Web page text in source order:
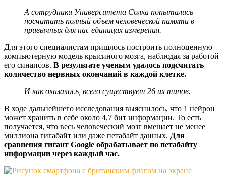
А сотрудники Университета Солка попытались
посчитать полный объем человеческой памяти в
привычных для нас единицах измерения.
Для этого специалистам пришлось построить полноценную
компьютерную модель крысиного мозга, наблюдая за работой
его синапсов. В результате ученым удалось подсчитать
количество нервных окончаний в каждой клетке.
И как оказалось, всего существует 26 их типов.
В ходе дальнейшего исследования выяснилось, что 1 нейрон
может хранить в себе около 4,7 бит информации. То есть
получается, что весь человеческий мозг вмещает не менее
миллиона гигабайт или даже петабайт данных. Для
сравнения гигант Google обрабатывает по петабайту
информации через каждый час.